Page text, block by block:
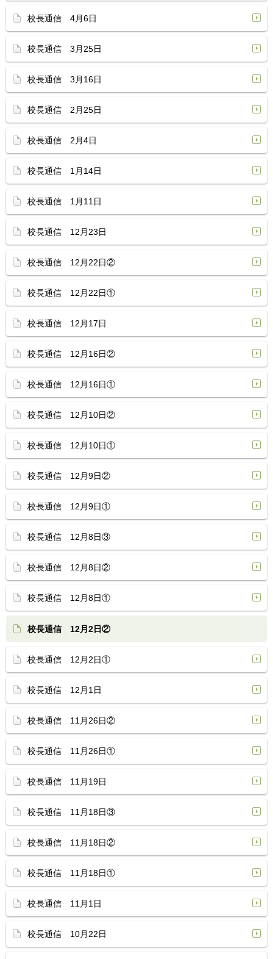
校長通信 4月6日
校長通信 3月25日
校長通信 3月16日
校長通信 2月25日
校長通信 2月4日
校長通信 1月14日
校長通信 1月11日
校長通信 12月23日
校長通信 12月22日②
校長通信 12月22日①
校長通信 12月17日
校長通信 12月16日②
校長通信 12月16日①
校長通信 12月10日②
校長通信 12月10日①
校長通信 12月9日②
校長通信 12月9日①
校長通信 12月8日③
校長通信 12月8日②
校長通信 12月8日①
校長通信 12月2日②
校長通信 12月2日①
校長通信 12月1日
校長通信 11月26日②
校長通信 11月26日①
校長通信 11月19日
校長通信 11月18日③
校長通信 11月18日②
校長通信 11月18日①
校長通信 11月1日
校長通信 10月22日